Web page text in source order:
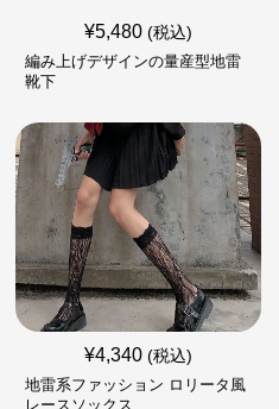
¥5,480 (税込)
編み上げデザインの量産型地雷
靴下
¥4,340 (税込)
地雷系ファッション ロリータ風
レースソックス